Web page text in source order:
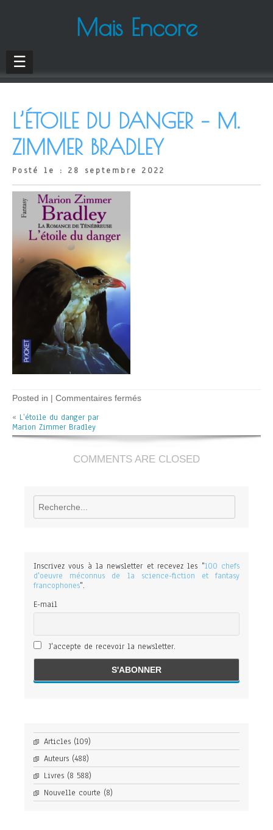
Mais Encore
☰
L’ÉTOILE DU DANGER – M.
ZIMMER BRADLEY
Posté le : 28 septembre 2022
Posted in | Commentaires ferméssur
–
Zimmer
Bradley
« L’étoile du danger par
Marion Zimmer Bradley
COMMENTS ARE CLOSED
Rechercher
Inscrivez vous à la newsletter et recevez les "100 chefs
d'oeuvre méconnus de la science-fiction et fantasy
francophones".
E-mail
J'accepte de recevoir la newsletter.
Articles (109)
Auteurs (488)
Livres (8 588)
Nouvelle courte (8)